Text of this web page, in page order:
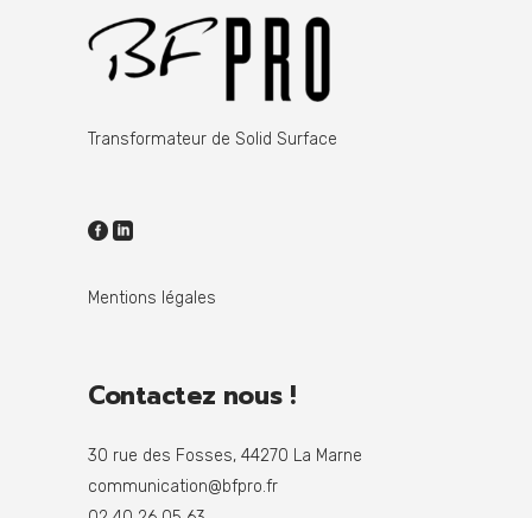
Transformateur de Solid Surface
Mentions légales
Contactez nous !
30 rue des Fosses, 44270 La Marne
communication@bfpro.fr